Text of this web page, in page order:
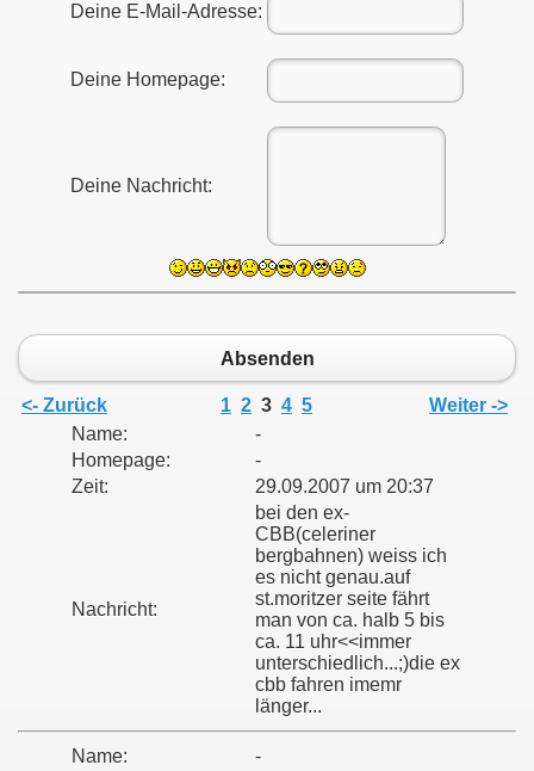
Deine E-Mail-Adresse:
Deine Homepage:
Deine Nachricht:
Absenden
<- Zurück 1 2 3 4 5
Weiter ->
Name:
-
Homepage:
-
Zeit:
29.09.2007 um 20:37
Nachricht:
bei den ex-
CBB(celeriner
bergbahnen) weiss ich
es nicht genau.auf
st.moritzer seite fährt
man von ca. halb 5 bis
ca. 11 uhr<<immer
unterschiedlich...;)die ex
cbb fahren imemr
länger...
Name:
-